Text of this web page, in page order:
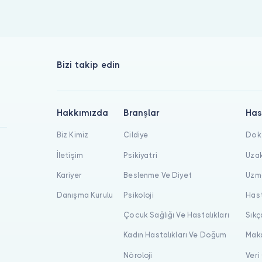
Bizi takip edin
Hakkımızda
Biz Kimiz
İletişim
Kariyer
Danışma Kurulu
Branşlar
Cildiye
Psikiyatri
Beslenme Ve Diyet
Psikoloji
Çocuk Sağlığı Ve Hastalıkları
Kadın Hastalıkları Ve Doğum
Nöroloji Veri